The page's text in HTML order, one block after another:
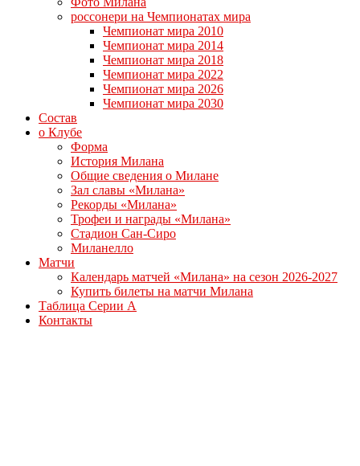
россонери на Чемпионатах мира
Чемпионат мира 2010
Чемпионат мира 2014
Чемпионат мира 2018
Чемпионат мира 2022
Чемпионат мира 2026
Чемпионат мира 2030
Состав
о Клубе
Форма
История Милана
Общие сведения о Милане
Зал славы «Милана»
Рекорды «Милана»
Трофеи и награды «Милана»
Стадион Сан-Сиро
Миланелло
Матчи
Календарь матчей «Милана» на сезон 2026-2027
Купить билеты на матчи Милана
Таблица Серии А
Контакты